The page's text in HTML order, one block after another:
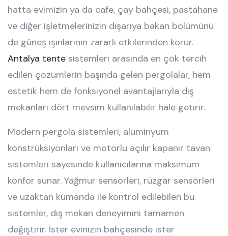
hatta evimizin ya da cafe, çay bahçesi, pastahane
ve diğer işletmelerinizin dışarıya bakan bölümünü
de güneş ışınlarının zararlı etkilerinden korur.
Antalya tente sistemleri arasında en çok tercih
edilen çözümlerin başında gelen pergolalar, hem
estetik hem de fonksiyonel avantajlarıyla dış
mekanları dört mevsim kullanılabilir hale getirir.
Modern pergola sistemleri, alüminyum
konstrüksiyonları ve motorlu açılır kapanır tavan
sistemleri sayesinde kullanıcılarına maksimum
konfor sunar. Yağmur sensörleri, rüzgar sensörleri
ve uzaktan kumanda ile kontrol edilebilen bu
sistemler, dış mekan deneyimini tamamen
değiştirir. İster evinizin bahçesinde ister